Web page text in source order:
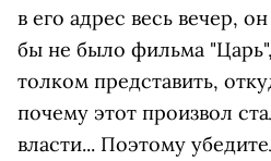
в его адрес весь вечер,
бы не было фильма
толком представить,
почему этот произвол
власти... Поэтому